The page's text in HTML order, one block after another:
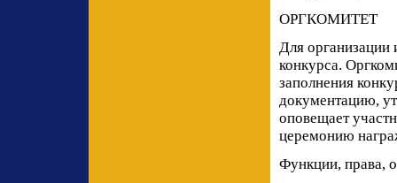
ОРГКОМИТЕТ
Для организации
конкурса.
заполнения
документацию,
оповещает
церемонию
Функции, права,